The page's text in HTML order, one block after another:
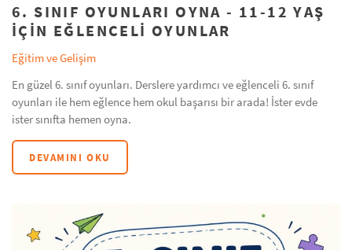
6. SINIF OYUNLARI OYNA - 11-12 YAŞ
IÇIN EĞLENCELI OYUNLAR
Eğitim ve Gelişim
En güzel 6. sınıf oyunları. Derslere yardımcı ve eğlenceli 6. sınıf
oyunları ile hem eğlence hem okul başarısı bir arada! İster evde
ister sınıfta hemen oyna.
DEVAMINI OKU